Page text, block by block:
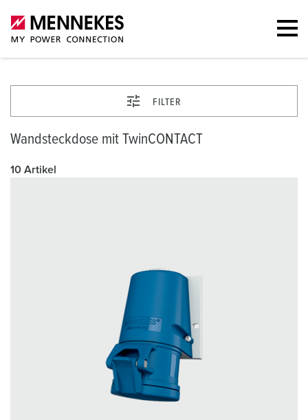
FILTER
Wandsteckdose mit TwinCONTACT
10 Artikel